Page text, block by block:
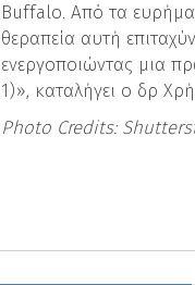
Buffalo. Από τα
θεραπεία αυτή
ενεργοποιώντας μια
1)», καταλήγει ο δρ
Photo Credits: